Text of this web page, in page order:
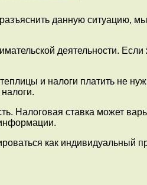
данную ситуацию,
деятельности.
и налоги платить не
Налоговая ставка может
как индивидуальный